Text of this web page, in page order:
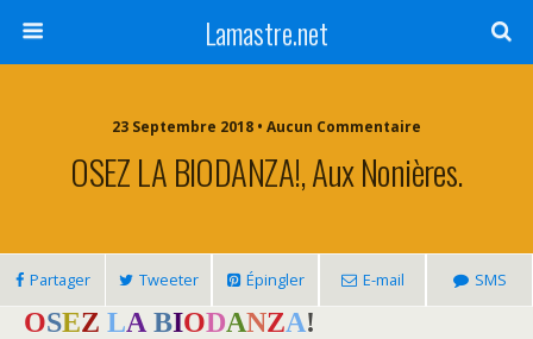
Lamastre.net
23 Septembre 2018 • Aucun Commentaire
OSEZ LA BIODANZA!, Aux Nonières.
Partager Tweeter Épingler E-mail SMS
OSEZ LA BIODANZA!